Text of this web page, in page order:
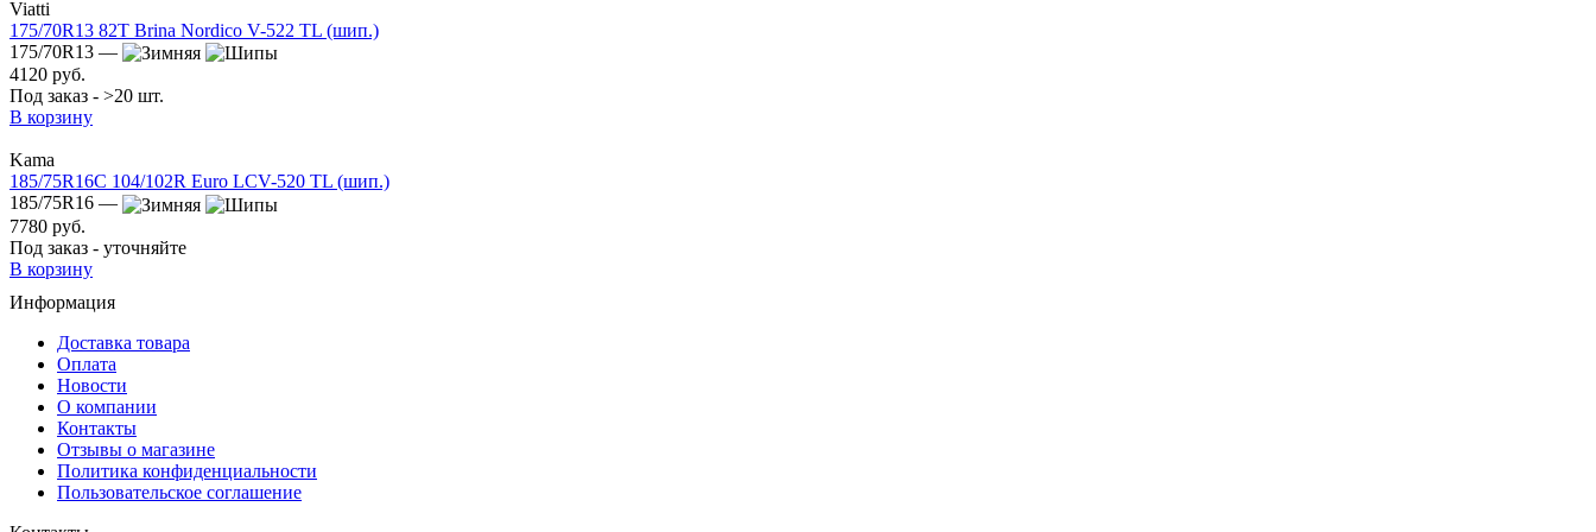
Viatti
175/70R13 82T Brina Nordico V-522 TL (шип.)
175/70R13 —
4120 руб.
Под заказ - >20 шт.
В корзину
Kama
185/75R16C 104/102R Euro LCV-520 TL (шип.)
185/75R16 —
7780 руб.
Под заказ - уточняйте
В корзину
Информация
Доставка товара
Оплата
Новости
О компании
Контакты
Отзывы о магазине
Политика конфиденциальности
Пользовательское соглашение